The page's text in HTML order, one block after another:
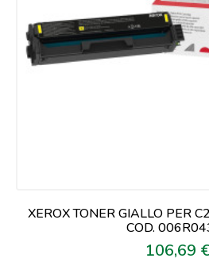
XEROX TONER GIALLO PER
COD.
Prezzo
106,69